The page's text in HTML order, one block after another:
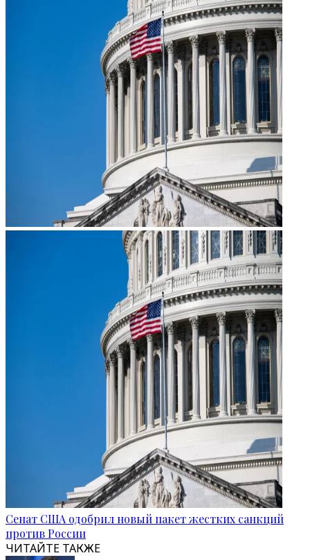
Сенат США одобрил новый пакет жестких санкций
против России
ЧИТАЙТЕ ТАКЖЕ